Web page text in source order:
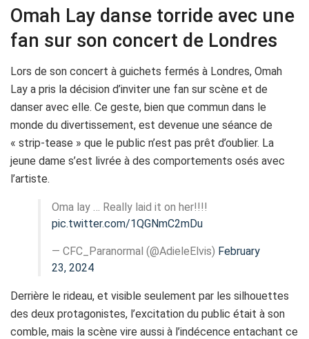
Omah Lay danse torride avec une
fan sur son concert de Londres
Lors de son concert à guichets fermés à Londres, Omah
Lay a pris la décision d’inviter une fan sur scène et de
danser avec elle. Ce geste, bien que commun dans le
monde du divertissement, est devenue une séance de
« strip-tease » que le public n’est pas prêt d’oublier. La
jeune dame s’est livrée à des comportements osés avec
l’artiste.
Oma lay … Really laid it on her!!!!
pic.twitter.com/1QGNmC2mDu
— CFC_Paranormal (@AdieleElvis) February
23, 2024
Derrière le rideau, et visible seulement par les silhouettes
des deux protagonistes, l’excitation du public était à son
comble, mais la scène vire aussi à l’indécence entachant ce